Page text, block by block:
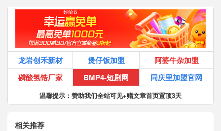
龙岩创禾新材 煲仔饭加盟
阿婆牛杂加盟
磷酸氢锆厂家
BMP4-短剧网 同庆里加盟官网
温馨提示：赞助我们全站可见+赠文章首页置顶3天
相关推荐